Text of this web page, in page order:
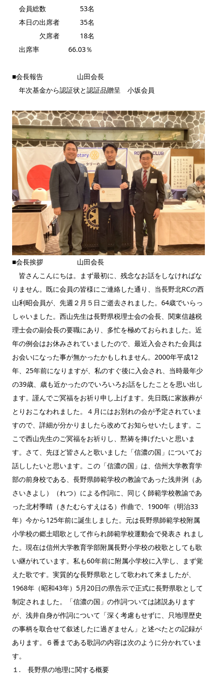
会員総数 53名
本日の出席者 35名
欠席者 18名
出席率 66.03％
■会長報告 山田会長
年次基金から認証状と認証品贈呈 小坂会員
■会長挨拶 山田会長
皆さんこんにちは。まず最初に、残念なお話をしなければな
りません。既に会員の皆様にご連絡した通り、当長野北RCの西
山利昭会員が、先週２月５日ご逝去されました。64歳でいらっ
しゃいました。西山先生は長野県税理士会の会長、関東信越税
理士会の副会長の要職にあり、多忙を極めておられました。近
年の例会はお休みされていましたので、最近入会された会員は
お会いになった事が無かったかもしれません。2000年平成12
年、25年前になりますが、私のすぐ後に入会され、当時最年少
の39歳、歳も近かったのでいろいろお話をしたことを思い出し
ます。謹んでご冥福をお祈り申し上げます。先日既に家族葬が
とりおこなわれました。４月にはお別れの会が予定されていま
すので、詳細が分かりましたら改めてお知らせいたします。こ
こで西山先生のご冥福をお祈りし、黙祷を捧げたいと思いま
す。さて、先ほど皆さんと歌いました「信濃の国」についてお
話ししたいと思います。この「信濃の国」は、信州大学教育学
部の前身校である、長野県師範学校の教諭であった浅井洌（あ
さいきよし）（れつ）による作詞に、同じく師範学校教諭であ
った北村季晴（きたむらすえはる）作曲で、1900年（明治33
年）今から125年前に誕生しました。元は長野県師範学校附属
小学校の郷土唱歌として作られ師範学校運動会で発表さ れまし
た。現在は信州大学教育学部附属長野小学校の校歌としても歌
い継がれています。私も60年前に附属小学校に入学し、まず覚
えた歌です。実質的な長野県歌として歌われて来ましたが、
1968年（昭和43年）5月20日の県告示で正式に長野県歌として
制定されました。「信濃の国」の作詞ついては諸説あります
が、浅井自身が作詞について「深く考慮もせずに、只地理歴史
の事柄を取合せて叙述したに過ぎません」と述べたとの記録が
あります。６番まである歌詞の内容は次のように分かれていま
す。
１. 長野県の地理に関する概要